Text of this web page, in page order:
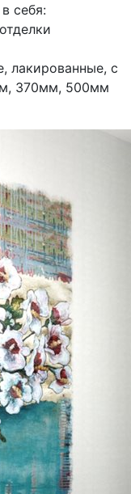
себя:
лакированные, с
370мм, 500мм